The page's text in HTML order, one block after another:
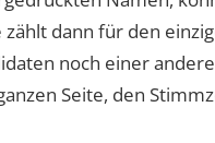
dann für den
noch einer
Seite, den